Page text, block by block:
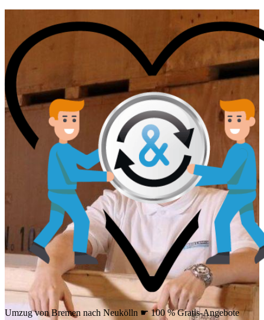
Umzug von Bremen nach Neukölln ☛ 100 % Gratis-Angebote